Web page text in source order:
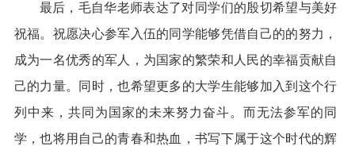
最后，毛自华老师表达了对同学们的殷切希望与美好
祝福。祝愿决心参军入伍的同学能够凭借自己的的努力，
成为一名优秀的军人，为国家的繁荣和人民的幸福贡献自
己的力量。同时，也希望更多的大学生能够加入到这个行
列中来，共同为国家的未来努力奋斗。而无法参军的同
学，也将用自己的青春和热血，书写下属于这个时代的辉